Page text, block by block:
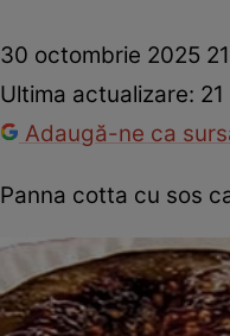
30 octombrie 2025
Ultima actualizare:
Adaugă-ne ca
Panna cotta cu sos